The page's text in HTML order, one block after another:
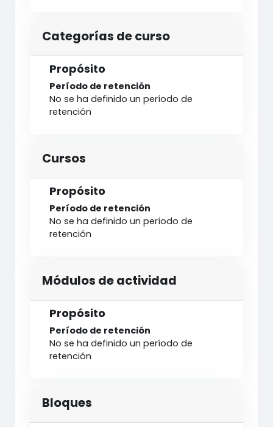
Categorías de curso
Propósito
Período de retención
No se ha definido un período de
retención
Cursos
Propósito
Período de retención
No se ha definido un período de
retención
Módulos de actividad
Propósito
Período de retención
No se ha definido un período de
retención
Bloques